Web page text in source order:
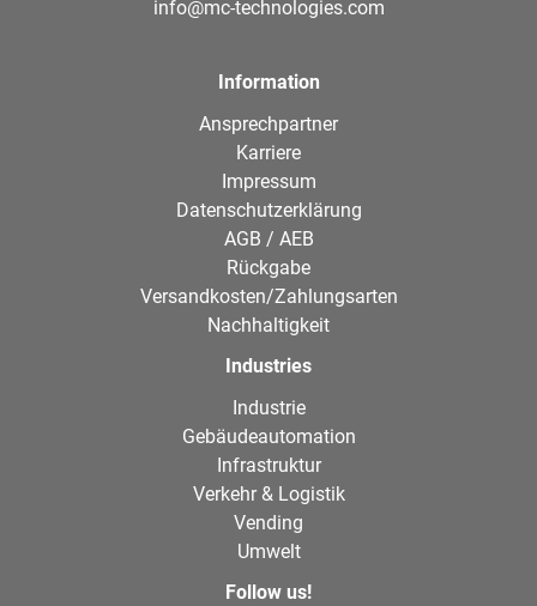
info@mc-technologies.com
Information
Ansprechpartner
Karriere
Impressum
Datenschutzerklärung
AGB / AEB
Rückgabe
Versandkosten/Zahlungsarten
Nachhaltigkeit
Industries
Industrie
Gebäudeautomation
Infrastruktur
Verkehr & Logistik
Vending
Umwelt
Follow us!